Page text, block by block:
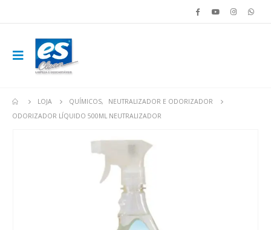
LOJA QUÍMICOS,
NEUTRALIZADOR E ODORIZADOR
ODORIZADOR LÍQUIDO 500ML NEUTRALIZADOR